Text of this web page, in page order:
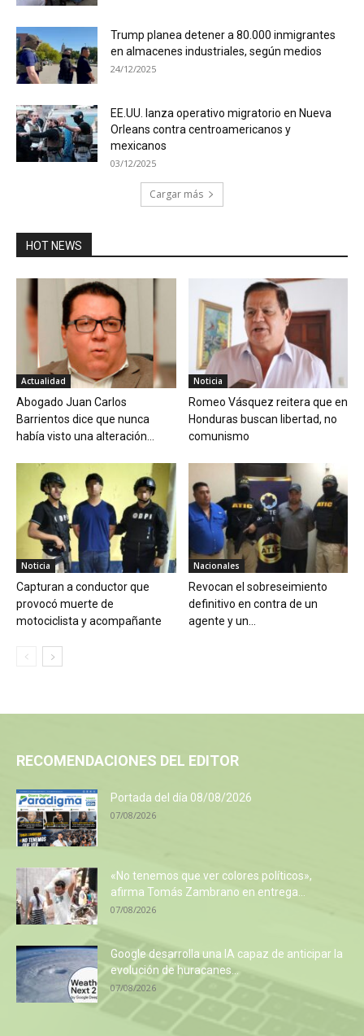
Trump planea detener a 80.000 inmigrantes
en almacenes industriales, según medios
24/12/2025
EE.UU. lanza operativo migratorio en Nueva
Orleans contra centroamericanos y
mexicanos
03/12/2025
Cargar más
HOT NEWS
Actualidad
Abogado Juan Carlos
Barrientos dice que nunca
había visto una alteración...
Noticia
Romeo Vásquez reitera que en
Honduras buscan libertad, no
comunismo
Noticia
Capturan a conductor que
provocó muerte de
motociclista y acompañante
Nacionales
Revocan el sobreseimiento
definitivo en contra de un
agente y un...
RECOMENDACIONES DEL EDITOR
Portada del día 08/08/2026
07/08/2026
«No tenemos que ver colores políticos»,
afirma Tomás Zambrano en entrega...
07/08/2026
Google desarrolla una IA capaz de anticipar la
evolución de huracanes...
07/08/2026